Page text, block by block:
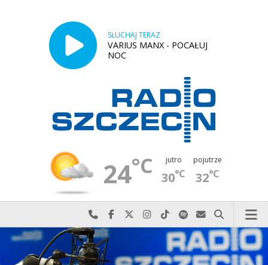
SŁUCHAJ TERAZ
VARIUS MANX - POCAŁUJ
NOC
24°C jutro
30°C
pojutrze
32°C
Najlepiej po prostu do nas zadzwoń
Odwiedź nas na Facebook-u
Odwiedź nas na X
Odwiedź nas na Instagram-ie
Odwiedź nas na TikTok-u
Szukaj nas na Spotify
Wyślij do nas
Szukaj